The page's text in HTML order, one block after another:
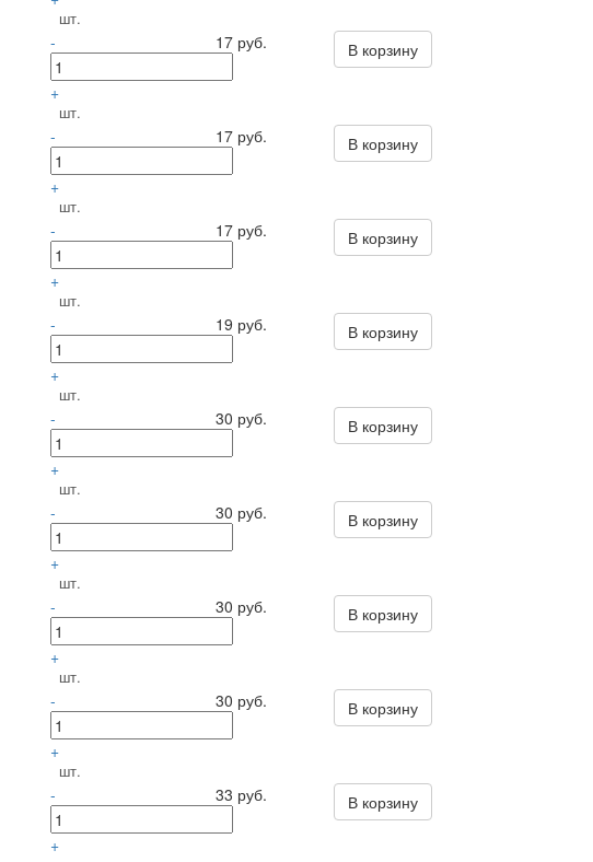
шт.
-
+
шт.
17 руб. В корзину
-
+
шт.
17 руб. В корзину
-
+
шт.
17 руб. В корзину
-
+
шт.
19 руб. В корзину
-
+
шт.
30 руб. В корзину
-
+
шт.
30 руб. В корзину
-
+
шт.
30 руб. В корзину
-
+
шт.
30 руб. В корзину
-
+
33 руб. В корзину